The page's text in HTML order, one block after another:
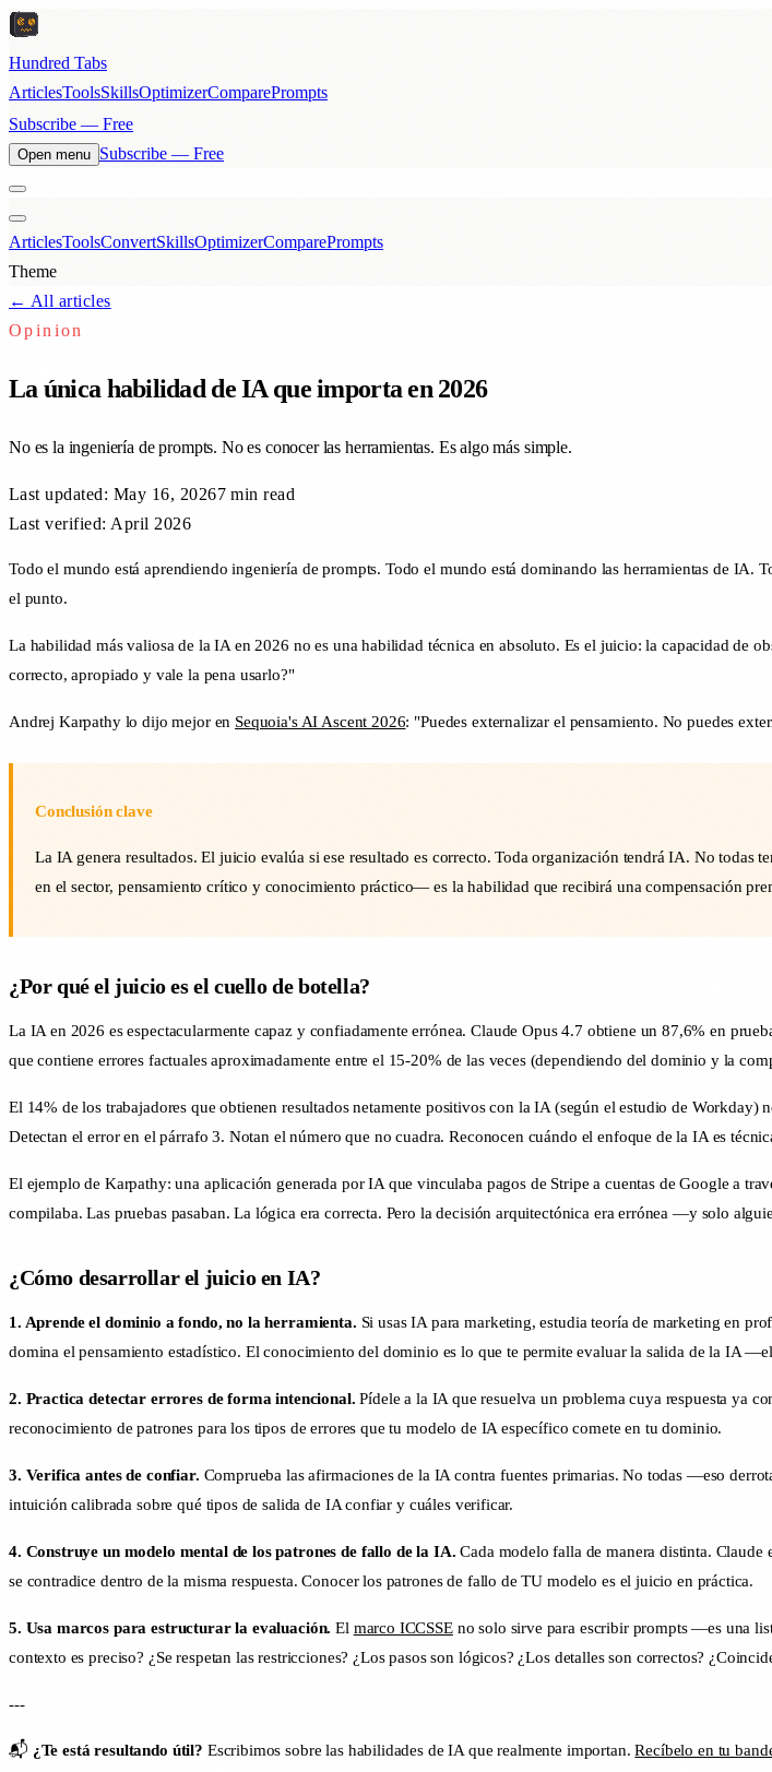
Hundred Tabs
ArticlesToolsSkillsOptimizerComparePrompts
Subscribe — Free
Open menu Subscribe — Free
ArticlesToolsConvertSkillsOptimizerComparePrompts
Theme
← All articles
Opinion
La única habilidad de IA que importa en 2026
No es la ingeniería de prompts. No es conocer las herramientas. Es algo más simple.
Last updated: May 16, 20267 min read
Last verified: April 2026
Todo el mundo está aprendiendo ingeniería de prompts. Todo el mundo está dominando las herramientas de
el punto.
La habilidad más valiosa de la IA en 2026 no es una habilidad técnica en absoluto. Es el juicio: la capacidad de
correcto, apropiado y vale la pena usarlo?"
Andrej Karpathy lo dijo mejor en Sequoia's AI Ascent 2026: "Puedes externalizar el pensamiento. No puedes
Conclusión clave
La IA genera resultados. El juicio evalúa si ese resultado es correcto. Toda organización tendrá IA. No todas
en el sector, pensamiento crítico y conocimiento práctico— es la habilidad que recibirá una compensación
¿Por qué el juicio es el cuello de botella?
La IA en 2026 es espectacularmente capaz y confiadamente errónea. Claude Opus 4.7 obtiene un 87,6% en
que contiene errores factuales aproximadamente entre el 15-20% de las veces (dependiendo del dominio y la
El 14% de los trabajadores que obtienen resultados netamente positivos con la IA (según el estudio de
Detectan el error en el párrafo 3. Notan el número que no cuadra. Reconocen cuándo el enfoque de la IA es
El ejemplo de Karpathy: una aplicación generada por IA que vinculaba pagos de Stripe a cuentas de Google a
compilaba. Las pruebas pasaban. La lógica era correcta. Pero la decisión arquitectónica era errónea —y solo
¿Cómo desarrollar el juicio en IA?
1. Aprende el dominio a fondo, no la herramienta. Si usas IA para marketing, estudia teoría de marketing en
domina el pensamiento estadístico. El conocimiento del dominio es lo que te permite evaluar la salida de la IA
2. Practica detectar errores de forma intencional. Pídele a la IA que resuelva un problema cuya respuesta ya
reconocimiento de patrones para los tipos de errores que tu modelo de IA específico comete en tu dominio.
3. Verifica antes de confiar. Comprueba las afirmaciones de la IA contra fuentes primarias. No todas —eso
intuición calibrada sobre qué tipos de salida de IA confiar y cuáles verificar.
4. Construye un modelo mental de los patrones de fallo de la IA. Cada modelo falla de manera distinta. Claude
se contradice dentro de la misma respuesta. Conocer los patrones de fallo de TU modelo es el juicio en práctica.
5. Usa marcos para estructurar la evaluación. El marco ICCSSEno solo sirve para escribir prompts —es una
contexto es preciso? ¿Se respetan las restricciones? ¿Los pasos son lógicos? ¿Los detalles son correctos?
---
📬 ¿Te está resultando útil? Escribimos sobre las habilidades de IA que realmente importan.Recíbelo en tu